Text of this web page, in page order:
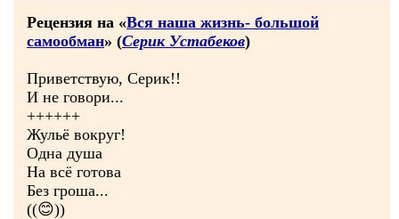
Рецензия на «Вся наша жизнь- большой
самообман» (Серик Устабеков)
Приветствую, Серик!!
И не говори...
++++++
Жульё вокруг!
Одна душа
На всё готова
Без гроша...
((😊))